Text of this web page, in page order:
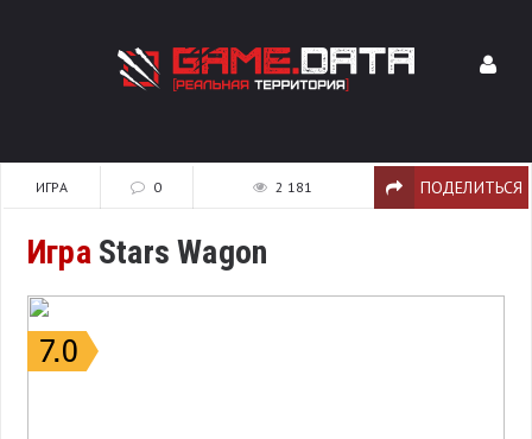
ИГРА 0 2 181 ПОДЕЛИТЬСЯ
ИграStars Wagon